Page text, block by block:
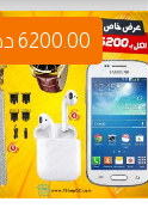
6200.00 دج